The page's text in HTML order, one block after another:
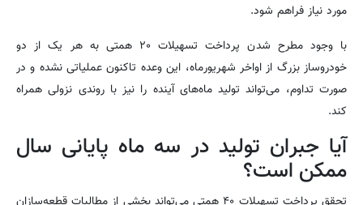
مورد نیاز فراهم شود.
با وجود مطرح شدن پرداخت تسهیلات ۲۰ همتی به هر یک از دو
خودروساز بزرگ از اواخر شهریورماه، این وعده تاکنون عملیاتی نشده و در
صورت تداوم، می‌تواند تولید ماه‌های آینده را نیز با روندی نزولی همراه
کند.
آیا جبران تولید در سه ماه پایانی سال
ممکن است؟